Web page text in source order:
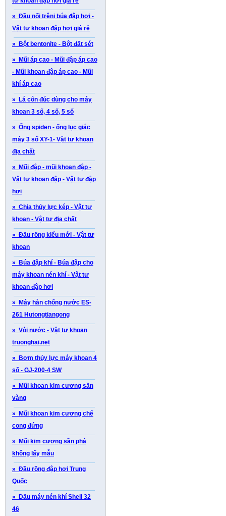
» Đầu nối trêni búa đập hơi -
Vật tư khoan đập hơi giá rẻ
» Bột bentonite - Bột đất sét
» Mũi áp cao - Mũi đập áp cao
- Mũi khoan đập áp cao - Mũi
khí áp cao
» Lá côn đúc dùng cho máy
khoan 3 số, 4 số, 5 số
» Ống spiden - ống lục giác
máy 3 số XY-1- Vật tư khoan
địa chất
» Mũi đập - mũi khoan đập -
Vật tư khoan đập - Vật tư đập
hơi
» Chia thủy lực kép - Vật tư
khoan - Vật tư địa chất
» Đầu rồng kiểu mới - Vật tư
khoan
» Búa đập khí - Búa đập cho
máy khoan nén khí - Vật tư
khoan đập hơi
» Máy hàn chống nước ES-
261 Hutongtiangong
» Vòi nước - Vật tư khoan
truonghai.net
» Bơm thủy lực máy khoan 4
số - GJ-200-4 SW
» Mũi khoan kim cương sần
vàng
» Mũi khoan kim cương chế
cong đứng
» Mũi kim cương sần phá
không lấy mẫu
» Đầu rồng đập hơi Trung
Quốc
» Dầu máy nén khí Shell 32
46